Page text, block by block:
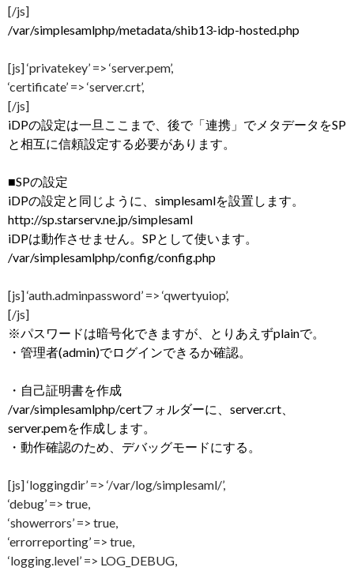
[/js]
/var/simplesamlphp/metadata/shib13-idp-hosted.php
[js] ‘privatekey’ => ‘server.pem’,
‘certificate’ => ‘server.crt’,
[/js]
iDPの設定は一旦ここまで、後で「連携」でメタデータをSP
と相互に信頼設定する必要があります。
■SPの設定
iDPの設定と同じように、simplesamlを設置します。
http://sp.starserv.ne.jp/simplesaml
iDPは動作させません。SPとして使います。
/var/simplesamlphp/config/config.php
[js] ‘auth.adminpassword’ => ‘qwertyuiop’,
[/js]
※パスワードは暗号化できますが、とりあえずplainで。
・管理者(admin)でログインできるか確認。
・自己証明書を作成
/var/simplesamlphp/certフォルダーに、server.crt、
server.pemを作成します。
・動作確認のため、デバッグモードにする。
[js] ‘loggingdir’ => ‘/var/log/simplesaml/’,
‘debug’ => true,
‘showerrors’ => true,
‘errorreporting’ => true,
‘logging.level’ => LOG_DEBUG,